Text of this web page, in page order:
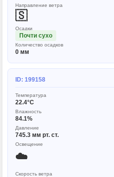
Направление ветра
🇸
Осадки
Почти сухо
Количество осадков
0 мм
ID: 199158
Температура
22.4°C
Влажность
84.1%
Давление
745.3 мм рт. ст.
Освещение
☁️
Скорость ветра